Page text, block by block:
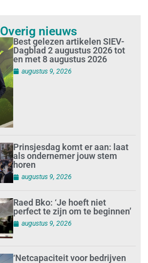
Overig nieuws
Best gelezen artikelen SIEV-
Dagblad 2 augustus 2026 tot
en met 8 augustus 2026
augustus 9, 2026
Prinsjesdag komt er aan: laat
als ondernemer jouw stem
horen
augustus 9, 2026
Raed Bko: ‘Je hoeft niet
perfect te zijn om te beginnen’
augustus 9, 2026
‘Netcapaciteit voor bedrijven